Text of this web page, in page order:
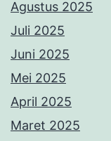
Agustus 2025
Juli 2025
Juni 2025
Mei 2025
April 2025
Maret 2025